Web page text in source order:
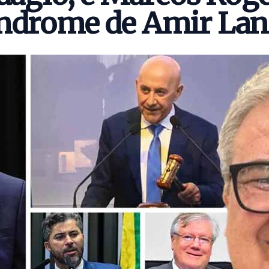
de Amir